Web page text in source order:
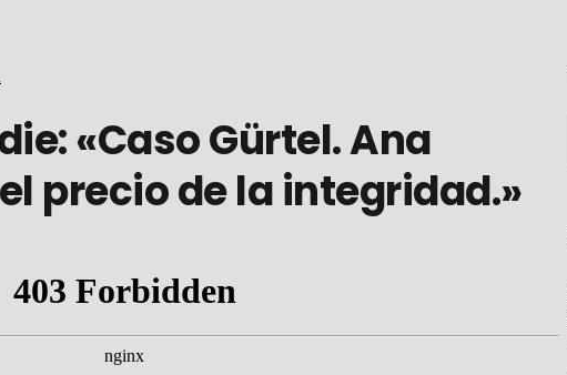
«Caso Gürtel. Ana
precio de la integridad.»